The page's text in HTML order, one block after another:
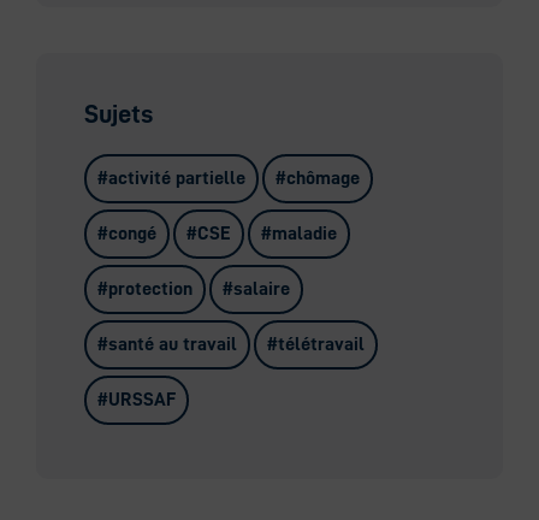
Sujets
activité partielle chômage
congé CSE maladie
protection salaire
santé au travail télétravail
URSSAF